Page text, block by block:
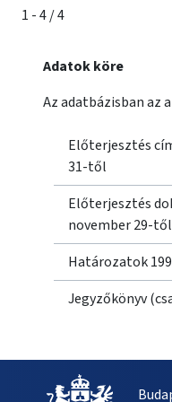
1 - 4 / 4
Adatok köre
Az adatbázisban az
Előterjesztés
31-től
Előterjesztés
november 29-től
Határozatok
Jegyzőkönyv